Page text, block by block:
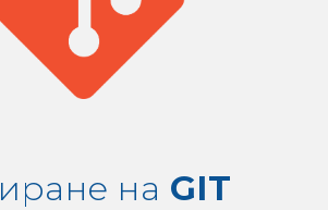
на GIT